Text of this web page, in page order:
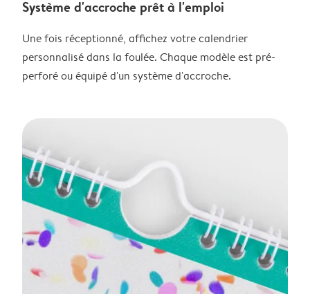
Système d'accroche prêt à l'emploi
Une fois réceptionné, affichez votre calendrier
personnalisé dans la foulée. Chaque modèle est pré-
perforé ou équipé d'un système d'accroche.